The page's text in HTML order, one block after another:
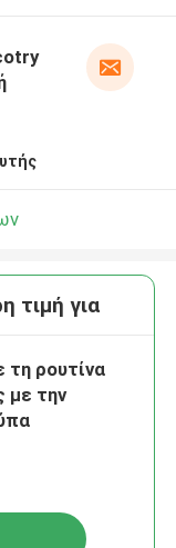
τιμή για
ρουτίνα
με την